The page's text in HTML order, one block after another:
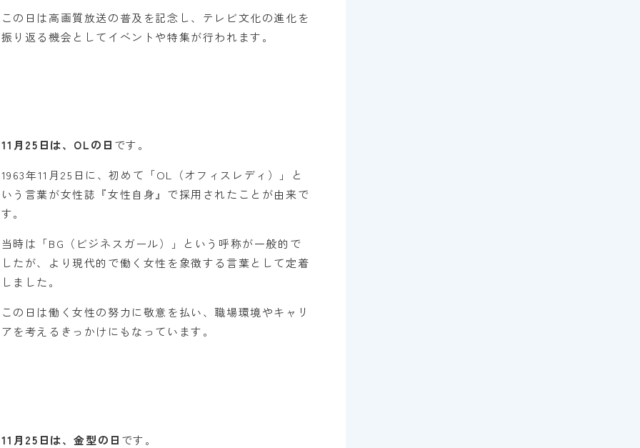
この日は高画質放送の普及を記念し、テレビ文化の進化を
振り返る機会としてイベントや特集が行われます。
11月25日は、OLの日 です。
1963年11月25日に、初めて「OL（オフィスレディ）」と
いう言葉が女性誌『女性自身』で採用されたことが由来で
す。
当時は「BG（ビジネスガール）」という呼称が一般的で
したが、より現代的で働く女性を象徴する言葉として定着
しました。
この日は働く女性の努力に敬意を払い、職場環境やキャリ
アを考えるきっかけにもなっています。
11月25日は、金型の日 です。